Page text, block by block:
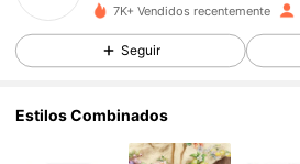
551 Seguidores
4,91 551 Seguidores
7K+ Vendidos recentemente
Seguir
Estilos Combinados